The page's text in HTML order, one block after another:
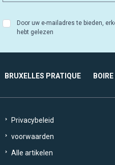
Door uw e-mailadres te bieden,
hebt gelezen
BRUXELLES PRATIQUE
Privacybeleid
voorwaarden
Alle artikelen